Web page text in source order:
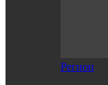
Регион